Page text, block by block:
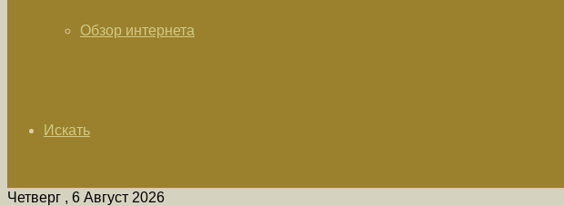
Обзор интернета
Искать
Четверг , 6 Август 2026